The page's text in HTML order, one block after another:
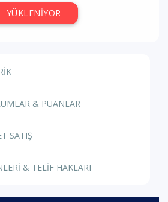
YÜKLENİYOR
& PUANLAR
SATIŞ
& TELİF HAKLARI